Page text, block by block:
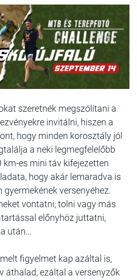
szeretnék megszólítani a
invitálni, hiszen a
hogy minden korosztály jól
a neki legmegfelelőbb
km-es mini táv kifejezetten
hogy akár lemaradva is
versenyéhez.
vontatni, tolni vagy más
előnyhöz juttatni,
után…
figyelmet kap azáltal is,
áthalad, ezáltal a versenyzők